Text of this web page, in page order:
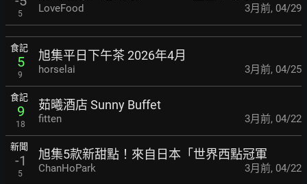
5 LoveFood 3月前, 04/29
食記
5
9
旭集平日下午茶 2026年4月
horselai 3月前, 04/25
食記
9
18
茹曦酒店 Sunny Buffet
fitten 3月前, 04/22
新聞
-1
5
旭集5款新甜點！來自日本「世界西點冠軍
ChanHoPark 3月前, 04/22